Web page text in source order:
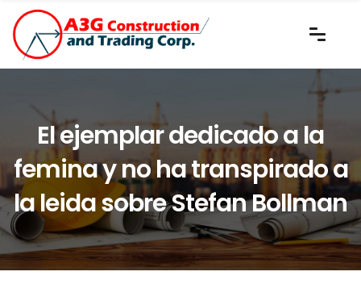
El ejemplar dedicado a la
femina y no ha transpirado a
la leida sobre Stefan Bollman